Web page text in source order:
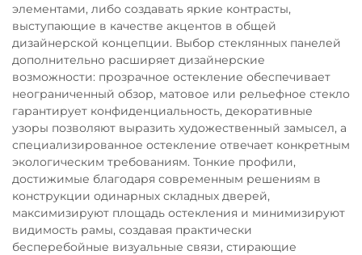
элементами, либо создавать яркие контрасты,
выступающие в качестве акцентов в общей
дизайнерской концепции. Выбор стеклянных панелей
дополнительно расширяет дизайнерские
возможности: прозрачное остекление обеспечивает
неограниченный обзор, матовое или рельефное стекло
гарантирует конфиденциальность, декоративные
узоры позволяют выразить художественный замысел, а
специализированное остекление отвечает конкретным
экологическим требованиям. Тонкие профили,
достижимые благодаря современным решениям в
конструкции одинарных складных дверей,
максимизируют площадь остекления и минимизируют
видимость рамы, создавая практически
бесперебойные визуальные связи, стирающие